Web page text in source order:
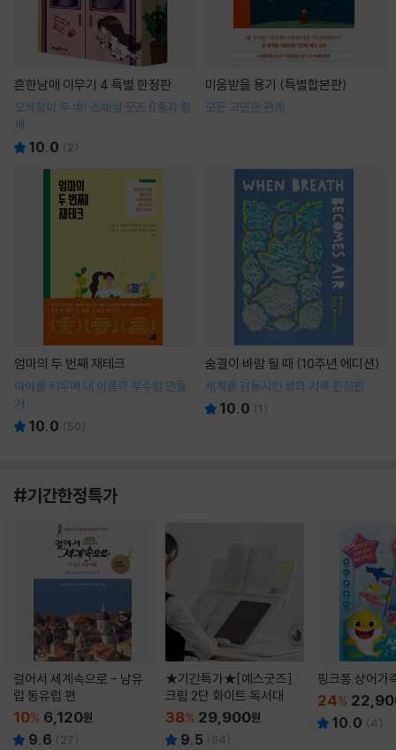
흔한남매 이무기 4 특별 한정판
오싹함이 두 배! 스페셜 굿즈 6종과 함
께
10.0 ( 2)
미움받을 용기 (특별합본판)
모든 고민은 관계
엄마의 두 번째 재테크
아이를 키우며 내 이름의 부수입 만들
기
10.0 (50)
숨결이 바람 될 때 (10주년 에디션)
세계를 감동시킨 생의 기록 한정판
10.0 (1 )
#기간한정특가
걸어서 세계속으로 - 남유
럽 동유럽 편
10% 6,120원
9.6 ( 27)
★기간특가★[예스굿즈]
크림 2단 화이트 독서대
38% 29,900원
9.5 (94)
핑크퐁 상어가
24%
10.0 (4)